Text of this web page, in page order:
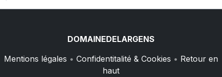
DOMAINEDELARGENS
Mentions légales • Confidentitalité & Cookies • Retour en
haut